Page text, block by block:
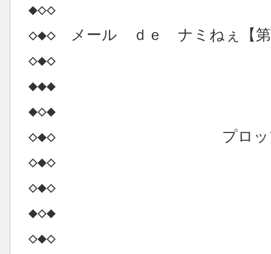
◆◇◇
◇◆◇ メール ｄｅ ナミ
◇◆◇
◆◇◆
◇◆◇ プロップ・ス
◇◆◇
◇◆◇ 竹中ナミ
◆◇◆